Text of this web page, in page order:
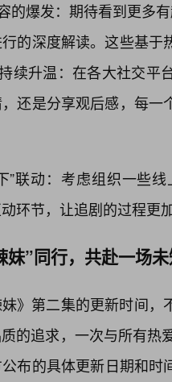
的爆发：期待看到更多
的深度解读。这些基
续升温：在各大社交
还是分享观后感，每
”联动：考虑组织一些
环节，让追剧的过程更
妹”同行，共赴一场
妹》第二集的更新时间
的追求，一次与所有热
布的具体更新日期和时